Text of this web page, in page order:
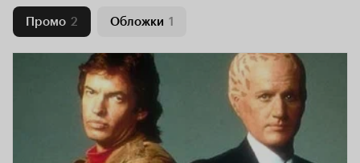
Промо 2 Обложки 1